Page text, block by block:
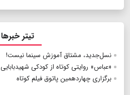
تیتر خبرها
نسل‌جدید، مشتاق آموزش سینما نیست!
«عباس» روایتی کوتاه از کودکی شهیدبابایی
برگزاری چهاردهمین پاتوق فیلم کوتاه